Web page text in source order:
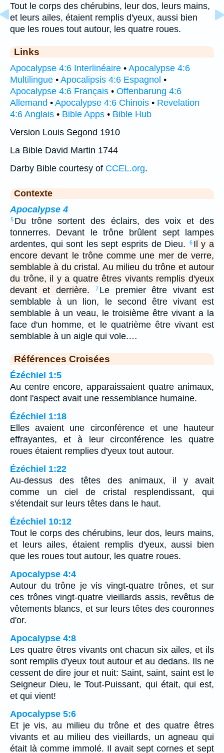
Tout le corps des chérubins, leur dos, leurs mains,
et leurs ailes, étaient remplis d'yeux, aussi bien
que les roues tout autour, les quatre roues.
Links
Apocalypse 4:6 Interlinéaire • Apocalypse 4:6
Multilingue • Apocalipsis 4:6 Espagnol •
Apocalypse 4:6 Français • Offenbarung 4:6
Allemand • Apocalypse 4:6 Chinois • Revelation
4:6 Anglais • Bible Apps • Bible Hub
Version Louis Segond 1910
La Bible David Martin 1744
Darby Bible courtesy of CCEL.org.
Contexte
Apocalypse 4
5 Du trône sortent des éclairs, des voix et des
tonnerres. Devant le trône brûlent sept lampes
ardentes, qui sont les sept esprits de Dieu.
6 Il y a
encore devant le trône comme une mer de verre,
semblable à du cristal. Au milieu du trône et autour
du trône, il y a quatre êtres vivants remplis d'yeux
devant et derrière.
7 Le premier être vivant est
semblable à un lion, le second être vivant est
semblable à un veau, le troisième être vivant a la
face d'un homme, et le quatrième être vivant est
semblable à un aigle qui vole.…
Références Croisées
Ézéchiel 1:5
Au centre encore, apparaissaient quatre animaux,
dont l'aspect avait une ressemblance humaine.
Ézéchiel 1:18
Elles avaient une circonférence et une hauteur
effrayantes, et à leur circonférence les quatre
roues étaient remplies d'yeux tout autour.
Ézéchiel 1:22
Au-dessus des têtes des animaux, il y avait
comme un ciel de cristal resplendissant, qui
s'étendait sur leurs têtes dans le haut.
Ézéchiel 10:12
Tout le corps des chérubins, leur dos, leurs mains,
et leurs ailes, étaient remplis d'yeux, aussi bien
que les roues tout autour, les quatre roues.
Apocalypse 4:4
Autour du trône je vis vingt-quatre trônes, et sur
ces trônes vingt-quatre vieillards assis, revêtus de
vêtements blancs, et sur leurs têtes des couronnes
d'or.
Apocalypse 4:8
Les quatre êtres vivants ont chacun six ailes, et ils
sont remplis d'yeux tout autour et au dedans. Ils ne
cessent de dire jour et nuit: Saint, saint, saint est le
Seigneur Dieu, le Tout-Puissant, qui était, qui est,
et qui vient!
Apocalypse 5:6
Et je vis, au milieu du trône et des quatre êtres
vivants et au milieu des vieillards, un agneau qui
était là comme immolé. Il avait sept cornes et sept